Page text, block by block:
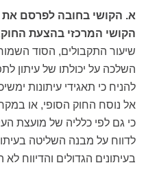
א. הקושי בחובה לפרסם את
הקושי המרכזי בהצעת החוק
שיעור התקבולים, הסוד
השלכה על יכולתו של עיתון
להניח כי תאגידי עיתונות
אל נוסח החוק הסופי, או
כי גם לפי כלליה של מועצת
לדווח על מבנה השליטה
בעיתונים הגדולים והדיווח